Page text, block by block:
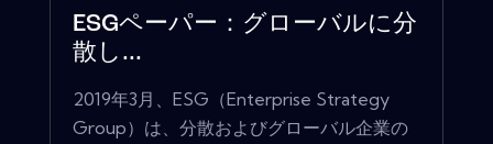
ESGペーパー：グローバルに分
散し...
2019年3月、ESG（Enterprise Strategy
Group）は、分散およびグローバル企業の